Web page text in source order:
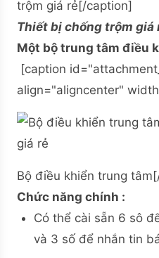
trộm giá rẻ[/caption]
Thiết bị chống trộm giá
Một bộ trung tâm điều
[caption
align="aligncenter"
Bộ điều khiển trung
Chức năng chính :
Có thể cài sẵn 6 sô
và 3 số để nhắn tin